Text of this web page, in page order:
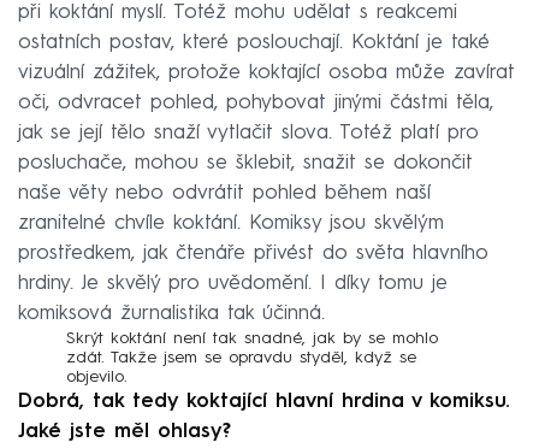
při koktání myslí. Totéž mohu udělat s reakcemi
ostatních postav, které poslouchají. Koktání je také
vizuální zážitek, protože koktající osoba může zavírat
oči, odvracet pohled, pohybovat jinými částmi těla,
jak se její tělo snaží vytlačit slova. Totéž platí pro
posluchače, mohou se šklebit, snažit se dokončit
naše věty nebo odvrátit pohled během naší
zranitelné chvíle koktání. Komiksy jsou skvělým
prostředkem, jak čtenáře přivést do světa hlavního
hrdiny. Je skvělý pro uvědomění. I díky tomu je
komiksová žurnalistika tak účinná.
Skrýt koktání není tak snadné, jak by se mohlo
zdát. Takže jsem se opravdu styděl, když se
objevilo.
Dobrá, tak tedy koktající hlavní hrdina v komiksu.
Jaké jste měl ohlasy?